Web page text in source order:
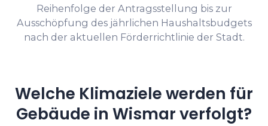
Reihenfolge der Antragsstellung bis zur
Ausschöpfung des jährlichen Haushaltsbudgets
nach der aktuellen Förderrichtlinie der Stadt.
Welche Klimaziele werden für
Gebäude in Wismar verfolgt?